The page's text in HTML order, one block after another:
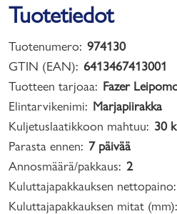
Tuotetiedot
Tuotenumero: 974130
GTIN (EAN): 6413467413001
Tuotteen tarjoaa: Fazer
Elintarvikenimi: Marjapiirakka
Kuljetuslaatikkoon mahtuu: 30
Parasta ennen: 7 päivää
Annosmäärä/pakkaus: 2
Kuluttajapakkauksen nettopaino:
Kuluttajapakkauksen mitat (mm):